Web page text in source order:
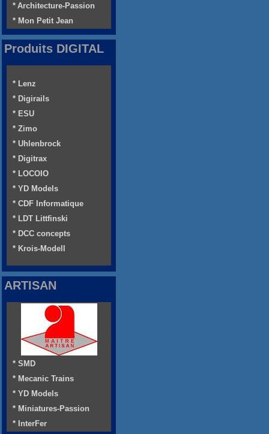
* Architecture-Passion
* Mon Petit Jean
Produits DIGITAL
* Lenz
* Digirails
* ESU
* Zimo
* Uhlenbrock
* Digitrax
* LOCOIO
* YD Models
* CDF Informatique
* LDT Littfinski
* DCC concepts
* Krois-Modell
ARTISAN
* SMD
* Mecanic Trains
* YD Models
* Miniatures-Passion
* InterFer